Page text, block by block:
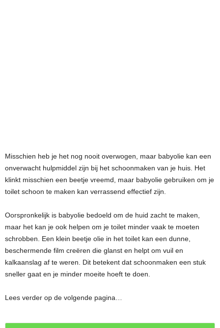
Misschien heb je het nog nooit overwogen, maar babyolie kan een
onverwacht hulpmiddel zijn bij het schoonmaken van je huis. Het
klinkt misschien een beetje vreemd, maar babyolie gebruiken om je
toilet schoon te maken kan verrassend effectief zijn.
Oorspronkelijk is babyolie bedoeld om de huid zacht te maken,
maar het kan je ook helpen om je toilet minder vaak te moeten
schrobben. Een klein beetje olie in het toilet kan een dunne,
beschermende film creëren die glanst en helpt om vuil en
kalkaanslag af te weren. Dit betekent dat schoonmaken een stuk
sneller gaat en je minder moeite hoeft te doen.
Lees verder op de volgende pagina…